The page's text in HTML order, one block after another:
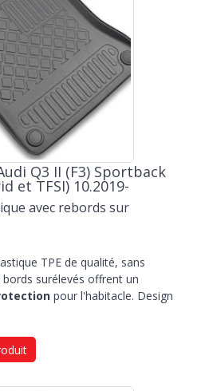
Q3 II (F3) Sportback
et TFSI) 10.2019-
avec rebords sur
TPE de qualité, sans
surélevés offrent un
pour l'habitacle. Design